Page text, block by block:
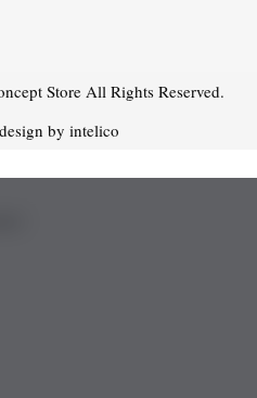
Store All Rights Reserved.
by intelico